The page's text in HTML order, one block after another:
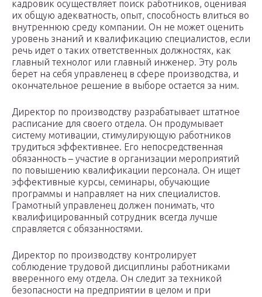
кадровик осуществляет поиск работников, оценивая
их общую адекватность, опыт, способность влиться во
внутреннюю среду компании. Он не может оценить
уровень знаний и квалификацию специалистов, если
речь идет о таких ответственных должностях, как
главный технолог или главный инженер. Эту роль
берет на себя управленец в сфере производства, и
окончательное решение в выборе остается за ним.
Директор по производству разрабатывает штатное
расписание для своего отдела. Он продумывает
систему мотивации, стимулирующую работников
трудиться эффективнее. Его непосредственная
обязанность – участие в организации мероприятий
по повышению квалификации персонала. Он ищет
эффективные курсы, семинары, обучающие
программы и направляет на них специалистов.
Грамотный управленец должен понимать, что
квалифицированный сотрудник всегда лучше
справляется с обязанностями.
Директор по производству контролирует
соблюдение трудовой дисциплины работниками
вверенного ему отдела. Он следит за техникой
безопасности на предприятии в целом и при